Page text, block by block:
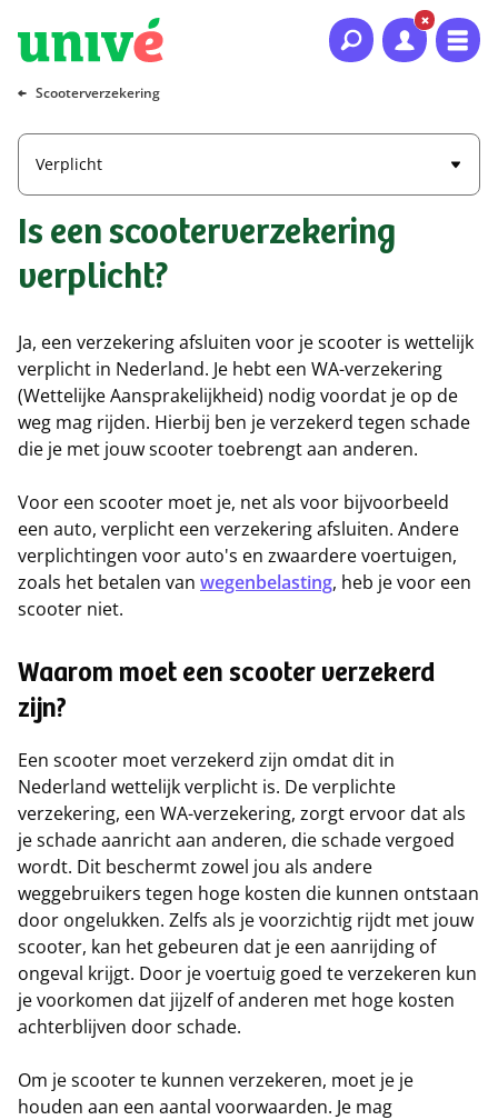
Naar hoofdinhoud
Naar hoofdnavigatie
Naar footer
Scooterverzekering
Verplicht
Is een scooterverzekering
verplicht?
Ja, een verzekering afsluiten voor je scooter is wettelijk
verplicht in Nederland. Je hebt een WA-verzekering
(Wettelijke Aansprakelijkheid) nodig voordat je op de
weg mag rijden. Hierbij ben je verzekerd tegen schade
die je met jouw scooter toebrengt aan anderen.
Voor een scooter moet je, net als voor bijvoorbeeld
een auto, verplicht een verzekering afsluiten. Andere
verplichtingen voor auto's en zwaardere voertuigen,
zoals het betalen van wegenbelasting, heb je voor een
scooter niet.
Waarom moet een scooter verzekerd
zijn?
Een scooter moet verzekerd zijn omdat dit in
Nederland wettelijk verplicht is. De verplichte
verzekering, een WA-verzekering, zorgt ervoor dat als
je schade aanricht aan anderen, die schade vergoed
wordt. Dit beschermt zowel jou als andere
weggebruikers tegen hoge kosten die kunnen ontstaan
door ongelukken. Zelfs als je voorzichtig rijdt met jouw
scooter, kan het gebeuren dat je een aanrijding of
ongeval krijgt. Door je voertuig goed te verzekeren kun
je voorkomen dat jijzelf of anderen met hoge kosten
achterblijven door schade.
Om je scooter te kunnen verzekeren, moet je je
houden aan een aantal voorwaarden. Je mag